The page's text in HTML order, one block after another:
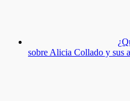
sobre Alicia Collado y sus